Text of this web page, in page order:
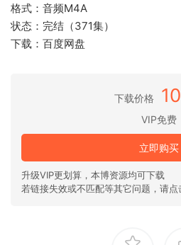
格式：音频M4A
状态：完结（371集）
下载：百度网盘
下载价格 10
VIP免费
立即购买
升级VIP更划算，本博资源均可下载
若链接失效或不匹配等其它问题，请点